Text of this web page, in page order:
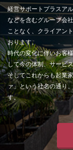
経営サポートプラスア
などを含むグループ会
ことなく、クライアン
おります。
時代の変化に伴いお客
して今の体制、サービ
そしてこれからも起業
ァ」という社名の通り
す。